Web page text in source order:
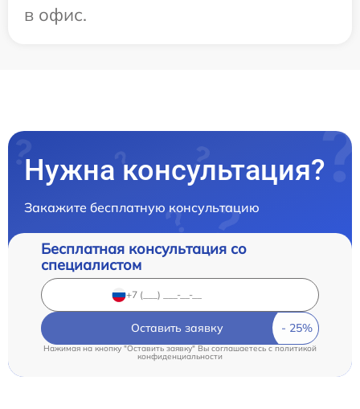
в офис.
Нужна консультация?
Закажите бесплатную консультацию
Бесплатная консультация со
специалистом
Оставить заявку
Нажимая на кнопку "Оставить заявку" Вы соглашаетесь cполитикой
конфиденциальности